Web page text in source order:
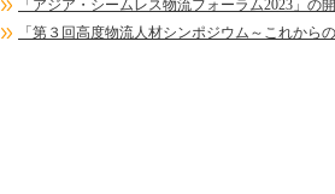
「アジア・シームレス物流フォーラム2023」の
「第３回高度物流人材シンポジウム～これから